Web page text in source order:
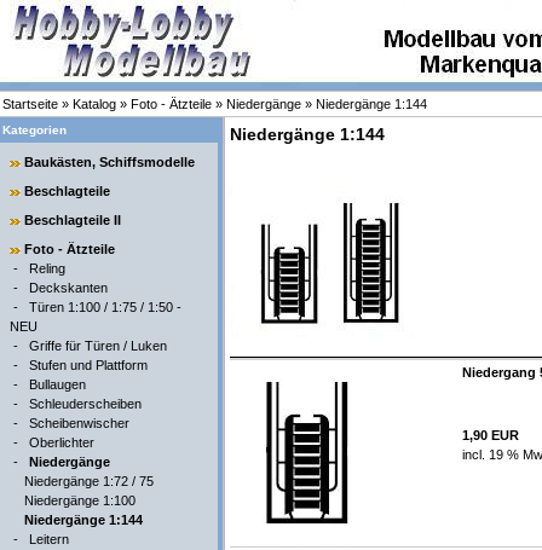
Startseite » Katalog » Foto - Ätzteile » Niedergänge » Niedergänge 1:144
Kategorien
Baukästen, Schiffsmodelle
Beschlagteile
Beschlagteile II
Foto - Ätzteile
- Reling
- Deckskanten
- Türen 1:100 / 1:75 / 1:50 -
NEU
- Griffe für Türen / Luken
- Stufen und Plattform
- Bullaugen
- Schleuderscheiben
- Scheibenwischer
- Oberlichter
- Niedergänge
Niedergänge 1:72 / 75
Niedergänge 1:100
Niedergänge 1:144
- Leitern
Niedergänge 1:144
Niedergang
1,90 EUR
incl. 19 %